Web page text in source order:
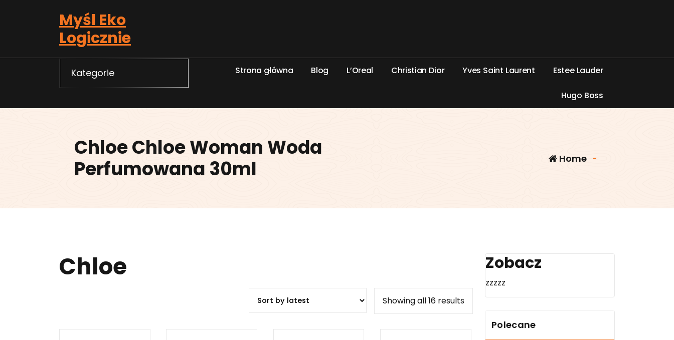
Myśl Eko
Logicznie
Kategorie Strona główna Blog L’Oreal Christian Dior Yves Saint Laurent Estee Lauder
Hugo Boss
Chloe Chloe Woman Woda
Perfumowana 30ml
Home -
Chloe
Showing all 16 results
Zobacz
zzzzz
Polecane